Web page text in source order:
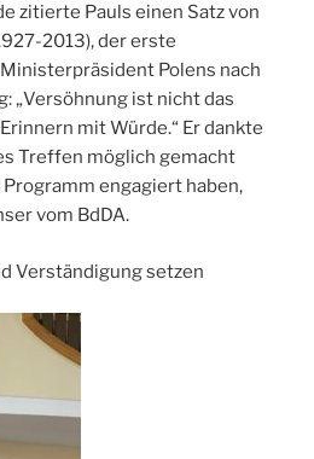
zitierte Pauls einen Satz von
2013), der erste
Polens nach
„Versöhnung ist nicht das
mit Würde.“ Er dankte
Treffen möglich gemacht
engagiert haben,
vom BdDA.
Verständigung setzen